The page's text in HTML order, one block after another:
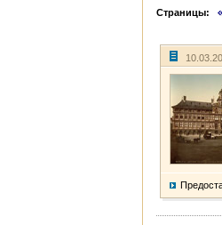
Страницы: